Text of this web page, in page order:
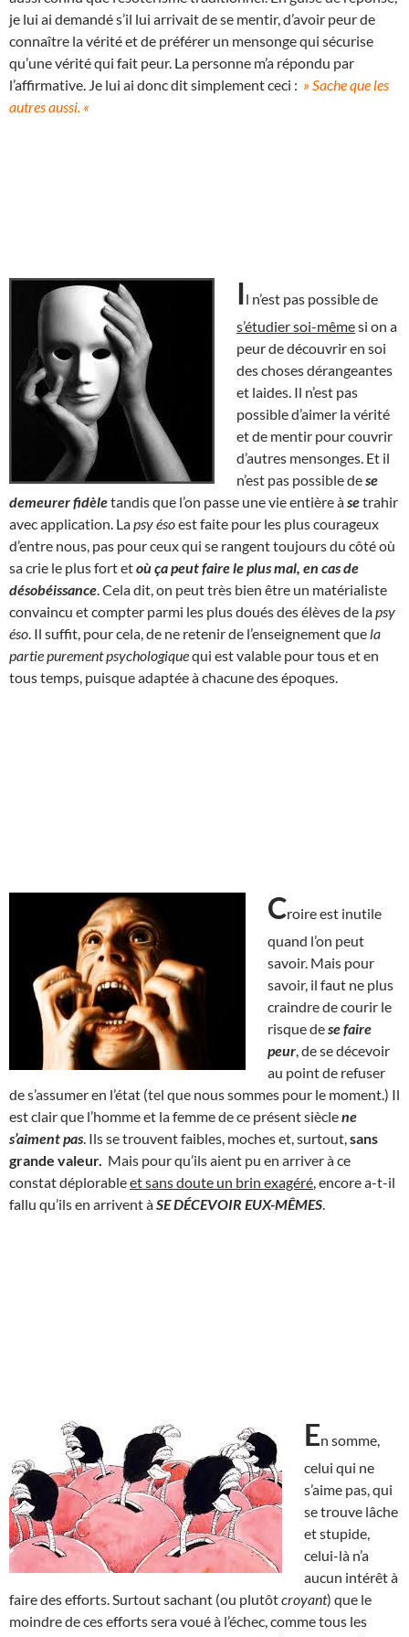
je lui ai demandé s’il lui arrivait de se mentir, d’avoir peur de
connaître la vérité et de préférer un mensonge qui sécurise
qu’une vérité qui fait peur. La personne m’a répondu par
l’affirmative. Je lui ai donc dit simplement ceci : » Sache que les
autres aussi. «
Il n’est pas possible de
s’étudier soi-mêmesi on a
peur de découvrir en soi
des choses dérangeantes
et laides. Il n’est pas
possible d’aimer la vérité
et de mentir pour couvrir
d’autres mensonges. Et il
n’est pas possible dese
demeurer fidèletandis que l’on passe une vie entière àsetrahir
avec application. Lapsy ésoest faite pour les plus courageux
d’entre nous, pas pour ceux qui se rangent toujours du côté où
sa crie le plus fort etoù ça peut faire le plus mal, en cas de
désobéissance . Cela dit, on peut très bien être un matérialiste
convaincu et compter parmi les plus doués des élèves de lapsy
éso . Il suffit, pour cela, de ne retenir de l’enseignement que la
partie purement psychologiquequi est valable pour tous et en
tous temps, puisque adaptée à chacune des époques.
Croire est inutile
quand l’on peut
savoir. Mais pour
savoir, il faut ne plus
craindre de courir le
risque dese faire
peur , de se décevoir
au point de refuser
de s’assumer en l’état (tel que nous sommes pour le moment.) Il
est clair que l’homme et la femme de ce présent sièclene
s’aiment pas . Ils se trouvent faibles, moches et, surtout, sans
grande valeur. Mais pour qu’ils aient pu en arriver à ce
constat déplorableet sans doute un brin exagéré , encore a-t-il
fallu qu’ils en arrivent àSE DÉCEVOIR EUX-MÊMES
En somme,
celui qui ne
s’aime pas, qui
se trouve lâche
et stupide,
celui-là n’a
aucun intérêt à
faire des efforts. Surtout sachant (ou plutôtcroyant) que le
moindre de ces efforts sera voué à l’échec, comme tous les